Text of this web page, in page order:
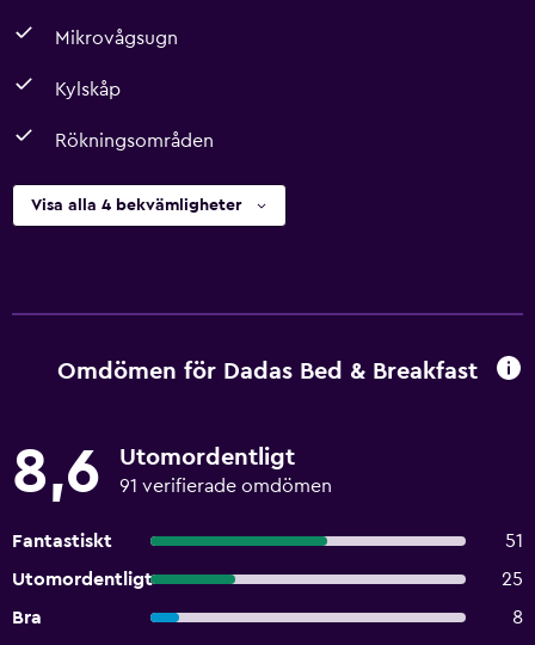
Mikrovågsugn
Kylskåp
Rökningsområden
Visa alla 4 bekvämligheter
Omdömen för Dadas Bed & Breakfast
8,6 Utomordentligt
91 verifierade omdömen
Fantastiskt
51
Utomordentligt
25
Bra
8